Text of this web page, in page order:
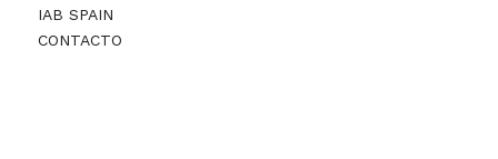
IAB SPAIN
CONTACTO